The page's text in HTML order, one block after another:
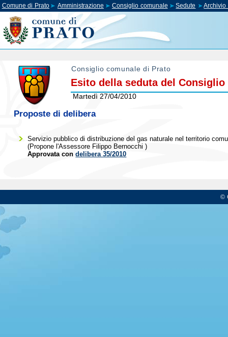
Comune di Prato Amministrazione Consiglio comunale Sedute Archivio
Consiglio comunale di Prato
Esito della seduta del Consiglio
Martedì 27/04/2010
Proposte di delibera
Servizio pubblico di distribuzione del gas naturale nel territorio
(Propone l'Assessore Filippo Bernocchi )
Approvata condelibera 35/2010
©